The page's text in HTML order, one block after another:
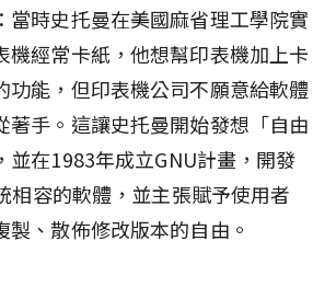
當時史托曼在美國麻省理工學院實
機經常卡紙，他想幫印表機加上卡
功能，但印表機公司不願意給軟體
著手。這讓史托曼開始發想「自由
並在1983年成立GNU計畫，開發
相容的軟體，並主張賦予使用者
製、散佈修改版本的自由。